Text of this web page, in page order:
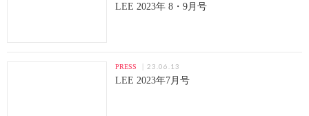
LEE 2023年 8・9月号
PRESS 23.06.13
LEE 2023年7月号